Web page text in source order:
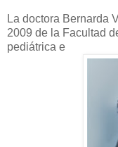
La doctora Bernarda
2009 de la Facultad
pediátrica e